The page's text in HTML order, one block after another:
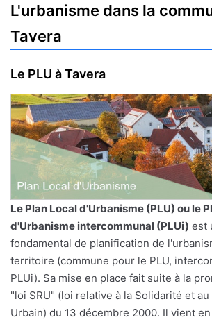
L'urbanisme dans la
Tavera
Le PLU à Tavera
Le Plan Local d'Urbanisme (PLU) ou le
d'Urbanisme intercommunal (PLUi) est
fondamental de planification de
territoire (commune pour le PLU,
PLUi). Sa mise en place fait suite à la
"loi SRU" (loi relative à la Solidarité et
Urbain) du 13 décembre 2000. Il vient